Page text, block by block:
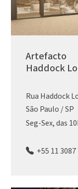
Artefacto
Haddock
Rua Haddock
São Paulo / SP
Seg-Sex, das
+55 11 3087